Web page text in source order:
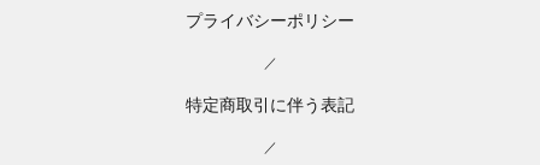
プライバシーポリシー
／
特定商取引に伴う表記
／